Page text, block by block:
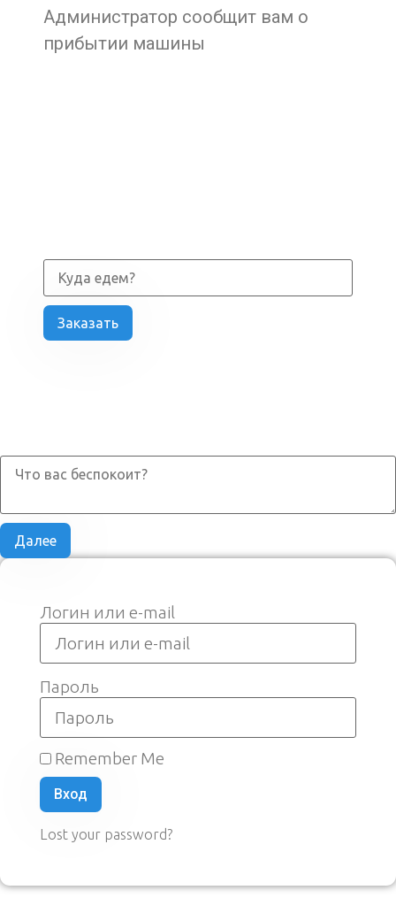
Администратор сообщит вам о
прибытии машины
Заказать
Далее
Логин или e-mail
Пароль
Remember Me
Вход
Lost your password?